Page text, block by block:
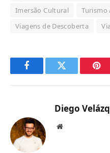
Imersão Cultural
Turismo
Viagens de Descoberta
FacebookTwitter
Diego
Website